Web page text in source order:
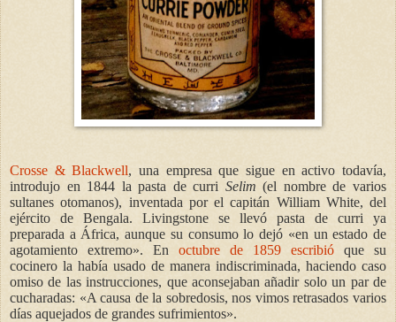
Crosse & Blackwell, una empresa que sigue en activo todavía,
introdujo en 1844 la pasta de curri Selim(el nombre de varios
sultanes otomanos), inventada por el capitán William White, del
ejército de Bengala. Livingstone se llevó pasta de curri ya
preparada a África, aunque su consumo lo dejó «en un estado de
agotamiento extremo». En octubre de 1859 escribió que su
cocinero la había usado de manera indiscriminada, haciendo caso
omiso de las instrucciones, que aconsejaban añadir solo un par de
cucharadas: «A causa de la sobredosis, nos vimos retrasados varios
días aquejados de grandes sufrimientos».